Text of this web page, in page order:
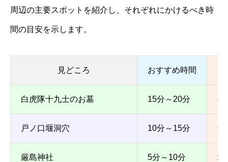
周辺の主要スポットを紹介し、それぞれにかけるべき時
間の目安を示します。
見どころ おすすめ時間
白虎隊十九士のお墓 15分～20分 石
戸ノ口堰洞穴 10分～15分 道
厳島神社 5分～10分 境